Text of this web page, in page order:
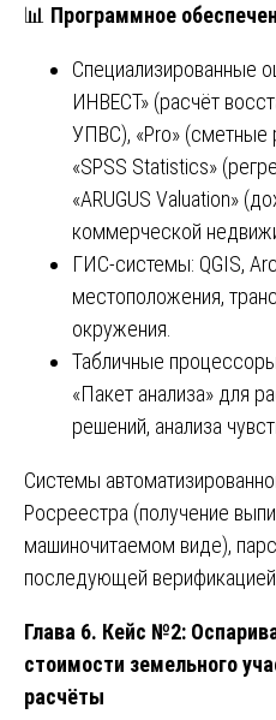
📊 Программное
Специализированные
ИНВЕСТ» (расчёт
УПВС), «Pro» (сметные
«SPSS Statistics»
«ARUGUS Valuation»
коммерческой
ГИС-системы: QGIS,
местоположения,
окружения.
Табличные
«Пакет анализа» для
решений, анализа
Системы
Росреестра (получение
машиночитаемом виде),
последующей верификацией.
Глава 6. Кейс №2:
стоимости земельного
расчёты